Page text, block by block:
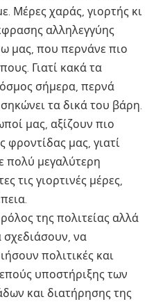
Μέρες χαράς, γιορτής κι
αλληλεγγύης
μας, που περνάνε πιο
Γιατί κακά τα
σήμερα, περνά
τα δικά του βάρη.
μας, αξίζουν πιο
μας, γιατί
πολύ μεγαλύτερη
τις γιορτινές μέρες,
της πολιτείας αλλά
σχεδιάσουν, να
πολιτικές και
υποστήριξης των
και διατήρησης της